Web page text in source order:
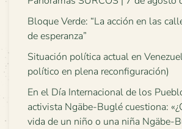
Bloque Verde: “La acción en las
de esperanza”
Situación política actual en
político en plena reconfiguración)
En el Día Internacional de los
activista Ngäbe-Buglé cuestiona:
vida de un niño o una niña Ngäbe-